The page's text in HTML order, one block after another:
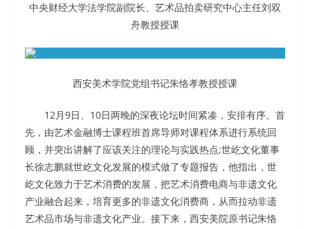
中央财经大学法学院副院长、艺术品拍卖研究中心主任刘双
舟教授授课
西安美术学院党组书记朱恪孝教授授课
12月9日、10日两晚的深夜论坛时间紧凑，安排有序。首
先，由艺术金融博士课程班首席导师对课程体系进行系统回
顾，并突出讲解了应该关注的理论与实践热点;世屹文化董事
长徐志鹏就世屹文化发展的模式做了专题报告，他指出，世
屹文化致力于艺术消费的发展，把艺术消费电商与非遗文化
产业融合起来，培育更多的非遗文化消费商，从而拉动非遗
艺术品市场与非遗文化产业。接下来，西安美院原书记朱恪